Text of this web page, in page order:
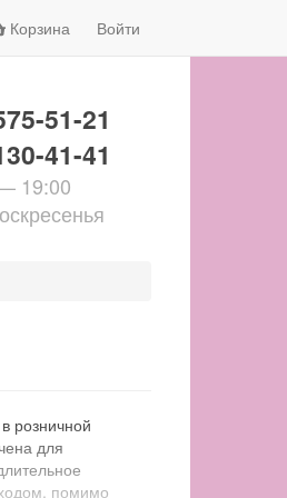
Корзина Войти
51-21
41-41
19:00
розничной
для
помимо